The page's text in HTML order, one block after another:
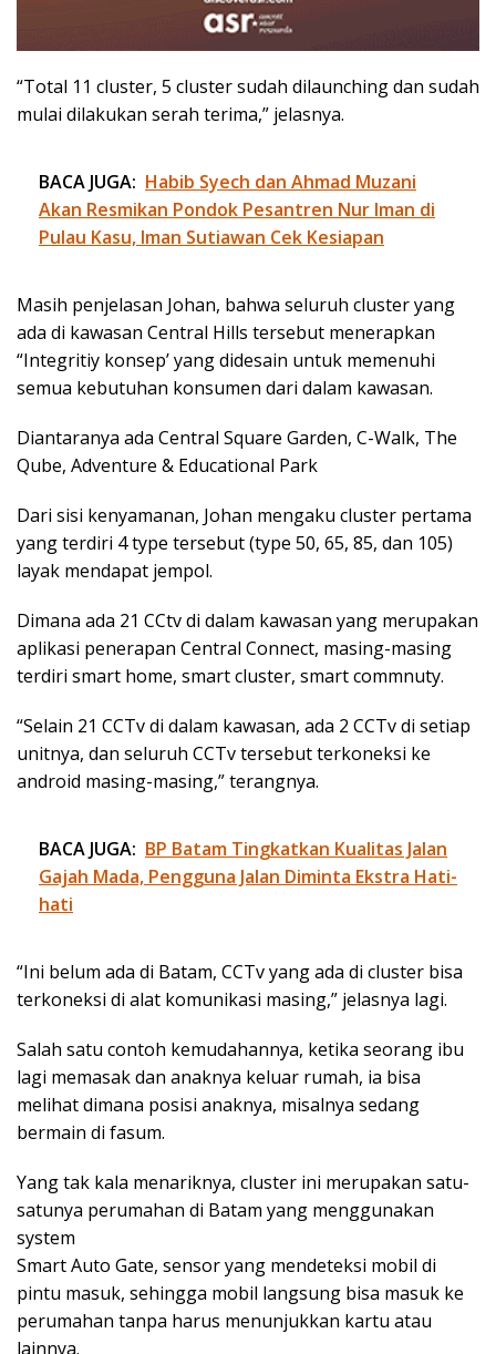
“Total 11 cluster, 5 cluster sudah dilaunching dan sudah
mulai dilakukan serah terima,” jelasnya.
BACA JUGA: Habib Syech dan Ahmad Muzani
Akan Resmikan Pondok Pesantren Nur Iman di
Pulau Kasu, Iman Sutiawan Cek Kesiapan
Masih penjelasan Johan, bahwa seluruh cluster yang
ada di kawasan Central Hills tersebut menerapkan
“Integritiy konsep’ yang didesain untuk memenuhi
semua kebutuhan konsumen dari dalam kawasan.
Diantaranya ada Central Square Garden, C-Walk, The
Qube, Adventure & Educational Park
Dari sisi kenyamanan, Johan mengaku cluster pertama
yang terdiri 4 type tersebut (type 50, 65, 85, dan 105)
layak mendapat jempol.
Dimana ada 21 CCtv di dalam kawasan yang merupakan
aplikasi penerapan Central Connect, masing-masing
terdiri smart home, smart cluster, smart commnuty.
“Selain 21 CCTv di dalam kawasan, ada 2 CCTv di setiap
unitnya, dan seluruh CCTv tersebut terkoneksi ke
android masing-masing,” terangnya.
BACA JUGA: BP Batam Tingkatkan Kualitas Jalan
Gajah Mada, Pengguna Jalan Diminta Ekstra Hati-
hati
“Ini belum ada di Batam, CCTv yang ada di cluster bisa
terkoneksi di alat komunikasi masing,” jelasnya lagi.
Salah satu contoh kemudahannya, ketika seorang ibu
lagi memasak dan anaknya keluar rumah, ia bisa
melihat dimana posisi anaknya, misalnya sedang
bermain di fasum.
Yang tak kala menariknya, cluster ini merupakan satu-
satunya perumahan di Batam yang menggunakan
system
Smart Auto Gate, sensor yang mendeteksi mobil di
pintu masuk, sehingga mobil langsung bisa masuk ke
perumahan tanpa harus menunjukkan kartu atau
lainnya.